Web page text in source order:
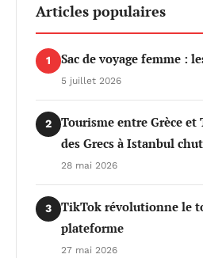
Articles populaires
1 Sac de voyage femme :
5 juillet 2026
2
Tourisme entre Grèce et
des Grecs à Istanbul
28 mai 2026
3
TikTok révolutionne le
plateforme
27 mai 2026